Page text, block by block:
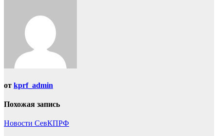
от kprf_admin
Похожая запись
Новости СевКПРФ